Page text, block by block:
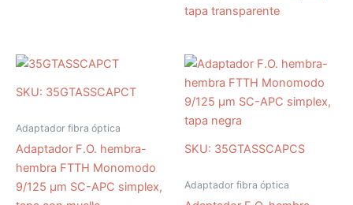
tapa transparente
SKU: 35GTASSCAPCT
Adaptador fibra óptica
Adaptador F.O. hembra-
hembra FTTH Monomodo
9/125 µm SC-APC simplex,
SKU: 35GTASSCAPCS
Adaptador fibra óptica